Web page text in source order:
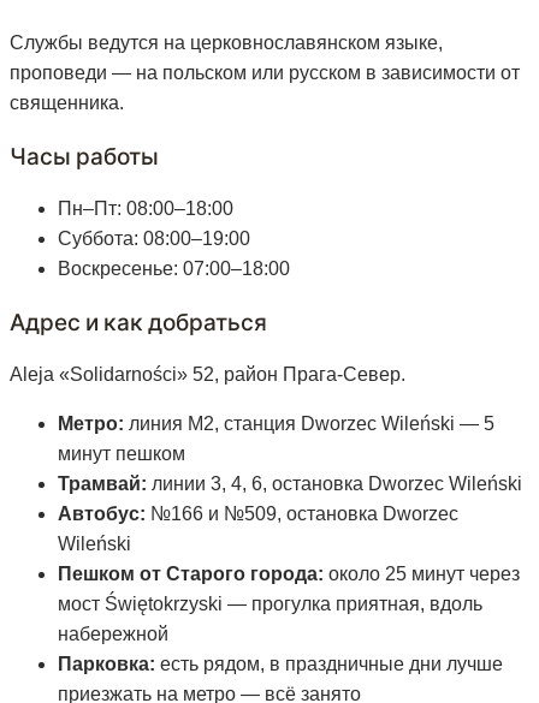
Службы ведутся на церковнославянском языке,
проповеди — на польском или русском в зависимости от
священника.
Часы работы
Пн–Пт: 08:00–18:00
Суббота: 08:00–19:00
Воскресенье: 07:00–18:00
Адрес и как добраться
Aleja «Solidarności» 52, район Прага-Север.
Метро: линия M2, станция Dworzec Wileński — 5
минут пешком
Трамвай: линии 3, 4, 6, остановка Dworzec Wileński
Автобус: №166 и №509, остановка Dworzec
Wileński
Пешком от Старого города: около 25 минут через
мост Świętokrzyski — прогулка приятная, вдоль
набережной
Парковка: есть рядом, в праздничные дни лучше
приезжать на метро — всё занято